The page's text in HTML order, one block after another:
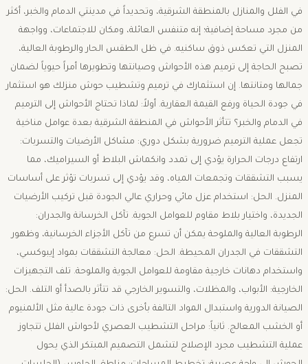
في الفلل والمنازل بالمنطقة الشرقية، وتحديداً في مدينتي الدمام والخبر، أكثر
من مجرد مساحة إضافية؛ إنه متنفس العائلة، ومكان للاجتماعات، وواجهة
المنزل التي تعكس ذوق ساكنيه. في ظل الطقس الحار والرطوبة العالية،
تصبح الحاجة إلى ترميم هذه الأحواش وصيانتها وتطويرها أمراً حيوياً لضمان
جمالها ومتانتها. إن استثمارك في ترميم وتشطيب حوش منزلك هو استثمار
في جودة الحياة ورفع القيمة العقارية. ​أولاً: لماذا تحتاج الأحواش إلى الترميم
في الدمام والخبر؟ ​تتأثر الأحواش في المنطقة الشرقية بعدة عوامل مناخية
تجعل عملية الترميم ضرورية بشكل دوري: ​مشاكل الأرضيات والتسربات:
ارتفاع درجات الحرارة يؤدي إلى تمدد وانكماش البلاط أو السيراميك، مما
يسبب التشققات وتجمعات المياه، وقد يؤدي إلى تسربات تؤثر على أساسات
المنزل. الحل: استخدام عزل مائي وحراري عالي الجودة قبل تركيب الأرضيات
الجديدة، واختيار بلاط مقاوم للعوامل الجوية. ​تآكل الخرسانة والجدران:
الرطوبة العالية والملوحة يمكن أن تسرع من تآكل الأجزاء الخرسانية، وظهور
التشققات في الجدران المحيطة. الحل: معالجة التشققات بمواد إيبوكسي،
واستخدام دهانات خارجية مقاومة للعوامل الجوية والملوحة. ​تلف التجهيزات
الخارجية: الأبواب، والمظلات، والتسوير الخارجي قد تتأثر بالصدأ أو التلف. الحل:
الصيانة الدورية واستبدال المواد التالفة بأخرى ذات جودة عالية مثل الألمنيوم
أو الخشب المعالج. ​ثانياً: مراحل التشطيب العصري لأحواش الفلل ​تتجاوز
عملية التشطيب مجرد الإصلاح لتشمل التصميم المبتكر الذي يحول